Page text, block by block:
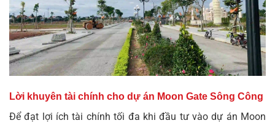
Lời khuyên tài chính cho dự án Moon Gate Sông Công
Để đạt lợi ích tài chính tối đa khi đầu tư vàodự án Moon